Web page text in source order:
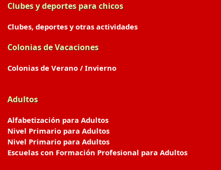
Clubes y deportes para chicos
Clubes, deportes y otras actividades
Colonias de Vacaciones
Colonias de Verano / Invierno
Adultos
Alfabetización para Adultos
Nivel Primario para Adultos
Nivel Primario para Adultos
Escuelas con Formación Profesional para Adultos